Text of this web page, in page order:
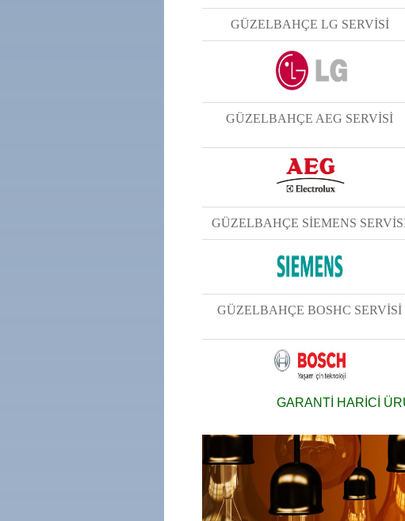
GÜZELBAHÇE LG SERVİSİ
GÜZELBAHÇE AEG SERVİSİ
GÜZELBAHÇE SİEMENS
GÜZELBAHÇE BOSHC SERVİSİ
GARANTİ HARİCİ